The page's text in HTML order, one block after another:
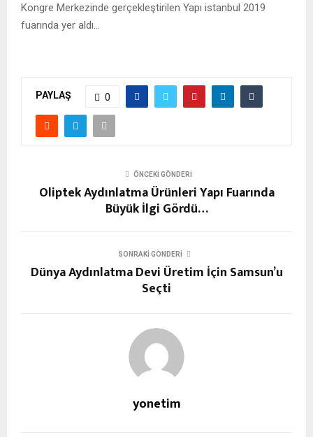
Kongre Merkezinde gerçekleştirilen Yapı istanbul 2019
fuarında yer aldı…
PAYLAŞ 0
ÖNCEKI GÖNDERI
Oliptek Aydınlatma Ürünleri Yapı Fuarında
Büyük İlgi Gördü…
SONRAKI GÖNDERI
Dünya Aydınlatma Devi Üretim İçin Samsun’u
Seçti
yonetim